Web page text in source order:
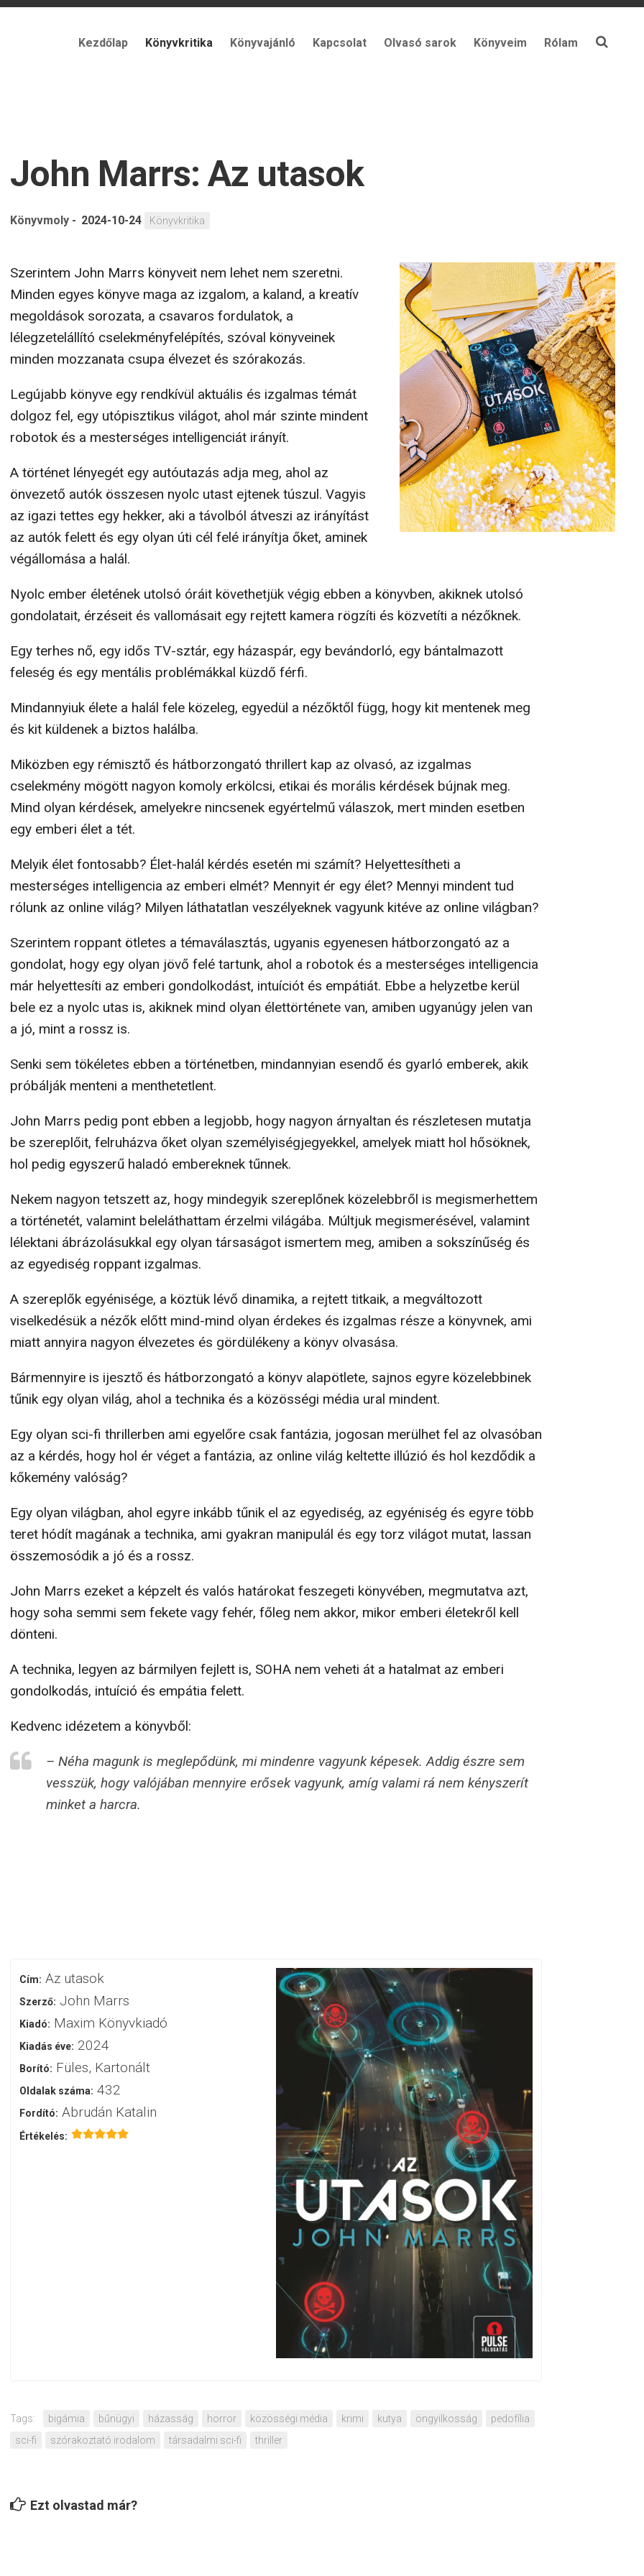
Kezdőlap Könyvkritika Könyvajánló Kapcsolat Olvasó sarok Könyveim Rólam
John Marrs: Az utasok
Könyvmoly - 2024-10-24 Könyvkritika
Szerintem John Marrs könyveit nem lehet nem szeretni.
Minden egyes könyve maga az izgalom, a kaland, a kreatív
megoldások sorozata, a csavaros fordulatok, a
lélegzetelállító cselekményfelépítés, szóval könyveinek
minden mozzanata csupa élvezet és szórakozás.
Legújabb könyve egy rendkívül aktuális és izgalmas témát
dolgoz fel, egy utópisztikus világot, ahol már szinte mindent
robotok és a mesterséges intelligenciát irányít.
A történet lényegét egy autóutazás adja meg, ahol az
önvezető autók összesen nyolc utast ejtenek túszul. Vagyis
az igazi tettes egy hekker, aki a távolból átveszi az irányítást
az autók felett és egy olyan úti cél felé irányítja őket, aminek
végállomása a halál.
Nyolc ember életének utolsó óráit követhetjük végig ebben a könyvben, akiknek utolsó
gondolatait, érzéseit és vallomásait egy rejtett kamera rögzíti és közvetíti a nézőknek.
Egy terhes nő, egy idős TV-sztár, egy házaspár, egy bevándorló, egy bántalmazott
feleség és egy mentális problémákkal küzdő férfi.
Mindannyiuk élete a halál fele közeleg, egyedül a nézőktől függ, hogy kit mentenek meg
és kit küldenek a biztos halálba.
Miközben egy rémisztő és hátborzongató thrillert kap az olvasó, az izgalmas
cselekmény mögött nagyon komoly erkölcsi, etikai és morális kérdések bújnak meg.
Mind olyan kérdések, amelyekre nincsenek egyértelmű válaszok, mert minden esetben
egy emberi élet a tét.
Melyik élet fontosabb? Élet-halál kérdés esetén mi számít? Helyettesítheti a
mesterséges intelligencia az emberi elmét? Mennyit ér egy élet? Mennyi mindent tud
rólunk az online világ? Milyen láthatatlan veszélyeknek vagyunk kitéve az online világban?
Szerintem roppant ötletes a témaválasztás, ugyanis egyenesen hátborzongató az a
gondolat, hogy egy olyan jövő felé tartunk, ahol a robotok és a mesterséges intelligencia
már helyettesíti az emberi gondolkodást, intuíciót és empátiát. Ebbe a helyzetbe kerül
bele ez a nyolc utas is, akiknek mind olyan élettörténete van, amiben ugyanúgy jelen van
a jó, mint a rossz is.
Senki sem tökéletes ebben a történetben, mindannyian esendő és gyarló emberek, akik
próbálják menteni a menthetetlent.
John Marrs pedig pont ebben a legjobb, hogy nagyon árnyaltan és részletesen mutatja
be szereplőit, felruházva őket olyan személyiségjegyekkel, amelyek miatt hol hősöknek,
hol pedig egyszerű haladó embereknek tűnnek.
Nekem nagyon tetszett az, hogy mindegyik szereplőnek közelebbről is megismerhettem
a történetét, valamint beleláthattam érzelmi világába. Múltjuk megismerésével, valamint
lélektani ábrázolásukkal egy olyan társaságot ismertem meg, amiben a sokszínűség és
az egyediség roppant izgalmas.
A szereplők egyénisége, a köztük lévő dinamika, a rejtett titkaik, a megváltozott
viselkedésük a nézők előtt mind-mind olyan érdekes és izgalmas része a könyvnek, ami
miatt annyira nagyon élvezetes és gördülékeny a könyv olvasása.
Bármennyire is ijesztő és hátborzongató a könyv alapötlete, sajnos egyre közelebbinek
tűnik egy olyan világ, ahol a technika és a közösségi média ural mindent.
Egy olyan sci-fi thrillerben ami egyelőre csak fantázia, jogosan merülhet fel az olvasóban
az a kérdés, hogy hol ér véget a fantázia, az online világ keltette illúzió és hol kezdődik a
kőkemény valóság?
Egy olyan világban, ahol egyre inkább tűnik el az egyediség, az egyéniség és egyre több
teret hódít magának a technika, ami gyakran manipulál és egy torz világot mutat, lassan
összemosódik a jó és a rossz.
John Marrs ezeket a képzelt és valós határokat feszegeti könyvében, megmutatva azt,
hogy soha semmi sem fekete vagy fehér, főleg nem akkor, mikor emberi életekről kell
dönteni.
A technika, legyen az bármilyen fejlett is, SOHA nem veheti át a hatalmat az emberi
gondolkodás, intuíció és empátia felett.
Kedvenc idézetem a könyvből:
– Néha magunk is meglepődünk, mi mindenre vagyunk képesek. Addig észre sem
vesszük, hogy valójában mennyire erősek vagyunk, amíg valami rá nem kényszerít
minket a harcra.
Cím: Az utasok
Szerző: John Marrs
Kiadó: Maxim Könyvkiadó
Kiadás éve: 2024
Borító: Füles, Kartonált
Oldalak száma: 432
Fordító: Abrudán Katalin
Értékelés:
Tags: bigámia bűnügyi házasság horror közösségi média krimi kutya öngyilkosság
pedofília
sci-fi
szórakoztató irodalom társadalmi sci-fi thriller
Ezt olvastad már?